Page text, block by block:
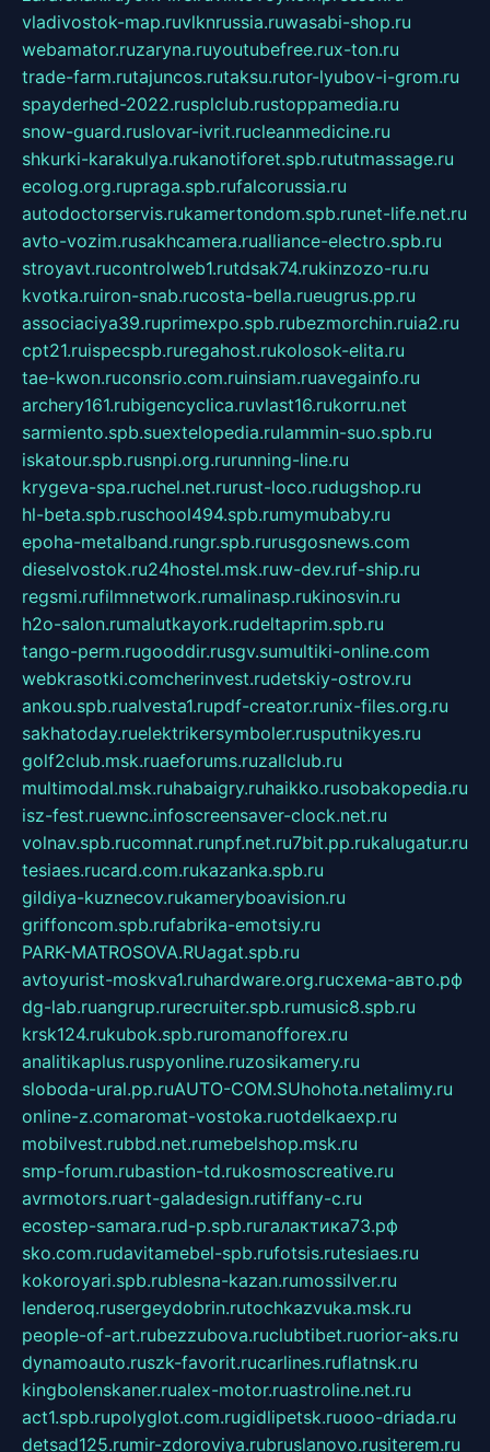
vladivostok-map.ruvlknrussia.ruwasabi-shop.ru
webamator.ruzaryna.ruyoutubefree.rux-ton.ru
trade-farm.rutajuncos.rutaksu.rutor-lyubov-i-grom.ru
spayderhed-2022.rusplclub.rustoppamedia.ru
snow-guard.ruslovar-ivrit.rucleanmedicine.ru
shkurki-karakulya.rukanotiforet.spb.rututmassage.ru
ecolog.org.rupraga.spb.rufalcorussia.ru
autodoctorservis.rukamertondom.spb.runet-life.net.ru
avto-vozim.rusakhcamera.rualliance-electro.spb.ru
stroyavt.rucontrolweb1.rutdsak74.rukinzozo-ru.ru
kvotka.ruiron-snab.rucosta-bella.rueugrus.pp.ru
associaciya39.ruprimexpo.spb.rubezmorchin.ruia2.ru
cpt21.ruispecspb.ruregahost.rukolosok-elita.ru
tae-kwon.ruconsrio.com.ruinsiam.ruavegainfo.ru
archery161.rubigencyclica.ruvlast16.rukorru.net
sarmiento.spb.suextelopedia.rulammin-suo.spb.ru
iskatour.spb.rusnpi.org.rurunning-line.ru
krygeva-spa.ruchel.net.rurust-loco.rudugshop.ru
hl-beta.spb.ruschool494.spb.rumymubaby.ru
epoha-metalband.rungr.spb.rurusgosnews.com
dieselvostok.ru24hostel.msk.ruw-dev.ruf-ship.ru
regsmi.rufilmnetwork.rumalinasp.rukinosvin.ru
h2o-salon.rumalutkayork.rudeltaprim.spb.ru
tango-perm.rugooddir.rusgv.sumultiki-online.com
webkrasotki.comcherinvest.rudetskiy-ostrov.ru
ankou.spb.rualvesta1.rupdf-creator.runix-files.org.ru
sakhatoday.ruelektrikersymboler.rusputnikyes.ru
golf2club.msk.ruaeforums.ruzallclub.ru
multimodal.msk.ruhabaigry.ruhaikko.rusobakopedia.ru
isz-fest.ruewnc.infoscreensaver-clock.net.ru
volnav.spb.rucomnat.runpf.net.ru7bit.pp.rukalugatur.ru
tesiaes.rucard.com.rukazanka.spb.ru
gildiya-kuznecov.rukameryboavision.ru
griffoncom.spb.rufabrika-emotsiy.ru
PARK-MATROSOVA.RUagat.spb.ru
avtoyurist-moskva1.ruhardware.org.ruсхема-авто.рф
dg-lab.ruangrup.rurecruiter.spb.rumusic8.spb.ru
krsk124.rukubok.spb.ruromanofforex.ru
analitikaplus.ruspyonline.ruzosikamery.ru
sloboda-ural.pp.ruAUTO-COM.SUhohota.netalimy.ru
online-z.comaromat-vostoka.ruotdelkaexp.ru
mobilvest.rubbd.net.rumebelshop.msk.ru
smp-forum.rubastion-td.rukosmoscreative.ru
avrmotors.ruart-galadesign.rutiffany-c.ru
ecostep-samara.rud-p.spb.ruгалактика73.рф
sko.com.rudavitamebel-spb.rufotsis.rutesiaes.ru
kokoroyari.spb.rublesna-kazan.rumossilver.ru
lenderoq.rusergeydobrin.rutochkazvuka.msk.ru
people-of-art.rubezzubova.ruclubtibet.ruorior-aks.ru
dynamoauto.ruszk-favorit.rucarlines.ruflatnsk.ru
kingbolenskaner.rualex-motor.ruastroline.net.ru
act1.spb.rupolyglot.com.rugidlipetsk.ruooo-driada.ru
detsad125.rumir-zdoroviya.rubruslanovo.rusiterem.ru